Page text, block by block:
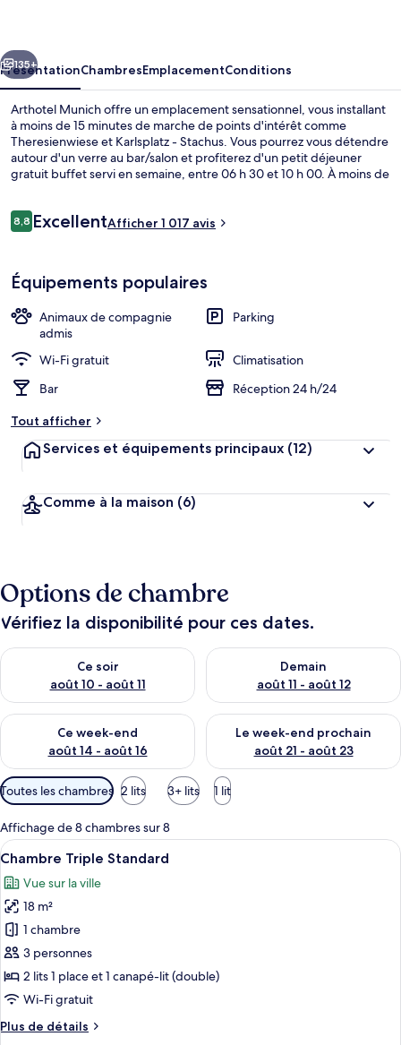
Suivant
135+
PrésentationChambresEmplacementConditions
Arthotel Munich offre un emplacement sensationnel, vous installant
à moins de 15 minutes de marche de points d'intérêt comme
Theresienwiese et Karlsplatz - Stachus. Vous pourrez vous détendre
autour d'un verre au bar/salon et profiterez d'un petit déjeuner
gratuit buffet servi en semaine, entre 06 h 30 et 10 h 00. À moins de
petit déjeuner remportent un franc succès auprès des autres
trouve à 2 min et Station de métro Theresienwiese, à 5 min.
Avis
voyageurs
8,88,8 sur 10
ExcellentAfficher 1 017 avis
Équipements populaires
Animaux de compagnie
admis
Parking
Wi-Fi gratuit
Climatisation
Bar
Réception 24 h/24
Tout afficher
Services et équipements principaux (12)
Comme à la maison (6)
Options de chambre
Vérifiez la disponibilité pour ces dates.
Ce soir
août 10 - août 11
Vérifier la disponibilité pour ce soir août 10 - août 11
Demain
août 11 - août 12
Vérifier la disponibilité pour
Ce week-end
août 14 - août 16
Vérifier la disponibilité pour ce week-end août 14 - août 16
Le week-end prochain
août 21 - août 23
Vérifier la disponibilité pour
Filtres
disponibles
pour
les
chambres
Toutes les chambres 2 lits 3+ lits 1 lit
Affichage de 8 chambres sur 8
Afficher
toutes
les
photos
pour
ce
type
de
chambre :
Chambre
Une chambre d’hôtel avec un
19
Chambre Triple Standard
Vue sur la ville
18 m²
1 chambre
3 personnes
2 lits 1 place et 1 canapé-lit (double)
Wi-Fi gratuit
Plus de détails
Plus